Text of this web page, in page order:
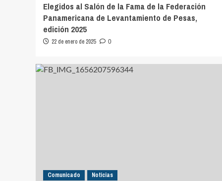
Elegidos al Salón de la Fama de la Federación
Panamericana de Levantamiento de Pesas,
edición 2025
22 de enero de 2025 0
Comunicado Noticias